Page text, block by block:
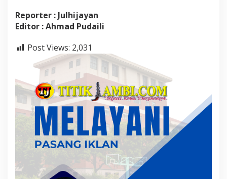
Reporter : Julhijayan
Editor : Ahmad Pudaili
Post Views: 2,031